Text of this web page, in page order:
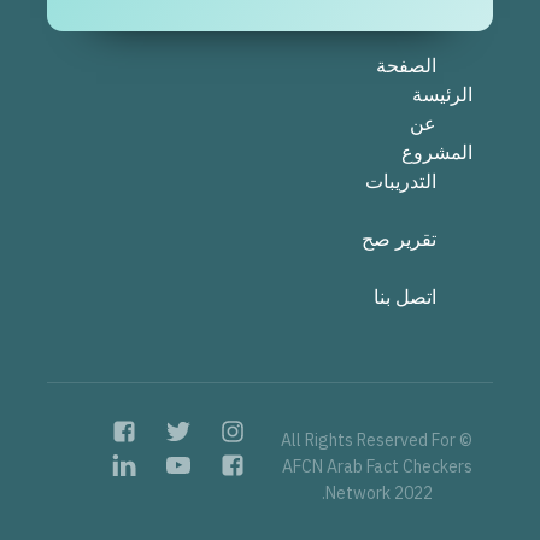
الصفحة
الرئيسة
عن
المشروع
التدريبات
تقرير صح
اتصل بنا
© All Rights Reserved For
AFCN Arab Fact Checkers
Network 2022.